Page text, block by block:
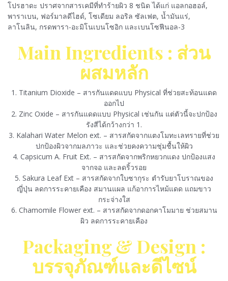
โปรฮาดะ ปราศจากสารเคมีที่ทำร้ายผิว 8 ชนิด ได้แก่ แอลกอฮอล์,
พาราเบน, ฟอร์มาลดีไฮด์, โซเดียม ลอริล ซัลเฟต, น้ำมันแร่,
ลาโนลิน, กรดพารา-อะมิโนเบนโซอิก และเบนโซฟีนอล-3
Main Ingredients : ส่วน
ผสมหลัก
1. Titanium Dioxide – สารกันแดดแบบ Physical ที่ช่วยสะท้อนแดด
ออกไป
2. Zinc Oxide – สารกันแดดแบบ Physical เช่นกัน แต่ตัวนี้จะปกป้อง
รังสีได้กว้างกว่า 1.
3. Kalahari Water Melon ext. – สารสกัดจากแตงโมทะเลทรายที่ช่วย
ปกป้องผิวจากมลภาวะ และช่วยคงความชุ่มชื้นให้ผิว
4. Capsicum A. Fruit Ext. – สารสกัดจากพริกหยวกแดง ปกป้องแสง
จากจอ และลดริ้วรอย
5. Sakura Leaf Ext – สารสกัดจากใบซากุระ ตำรับยาโบราณของ
ญี่ปุ่น ลดการระคายเคือง สมานแผล แก้อาการไหม้แดด แถมขาว
กระจ่างใส
6. Chamomile Flower ext. – สารสกัดจากดอกคาโมมาย ช่วยสมาน
ผิว ลดการระคายเคือง
Packaging & Design :
บรรจุภัณฑ์และดีไซน์